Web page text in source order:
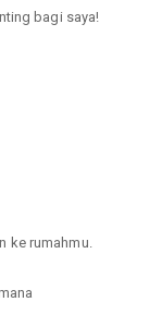
bagi saya!
ke rumahmu.